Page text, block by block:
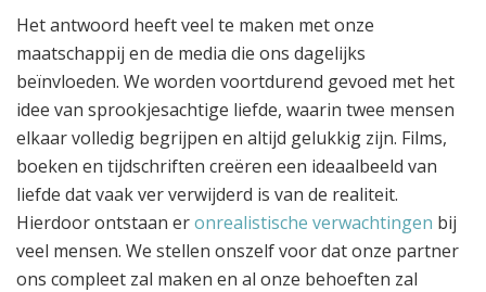
Het antwoord heeft veel te maken met onze
maatschappij en de media die ons dagelijks
beïnvloeden. We worden voortdurend gevoed met het
idee van sprookjesachtige liefde, waarin twee mensen
elkaar volledig begrijpen en altijd gelukkig zijn. Films,
boeken en tijdschriften creëren een ideaalbeeld van
liefde dat vaak ver verwijderd is van de realiteit.
Hierdoor ontstaan eronrealistische verwachtingen bij
veel mensen. We stellen onszelf voor dat onze partner
ons compleet zal maken en al onze behoeften zal